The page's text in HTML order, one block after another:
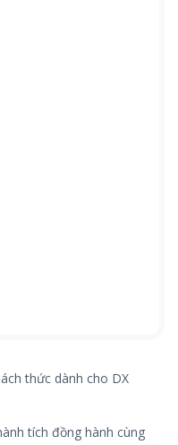
thức dành cho DX
tích đồng hành cùng